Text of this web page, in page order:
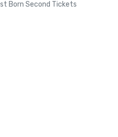
Born Second Tickets